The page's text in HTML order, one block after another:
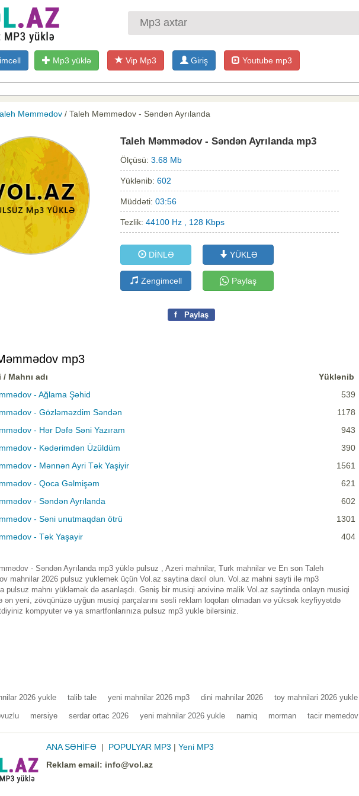
Mp3 yüklə Vip Mp3 Giriş Youtube mp3
Məmmədov / Taleh Məmmədov - Səndən Ayrılanda
Taleh Məmmədov - Səndən Ayrılanda mp3
Ölçüsü: 3.68 Mb
Yüklənib: 602
Müddəti: 03:56
Tezlik: 44100 Hz , 128 Kbps
DİNLƏ YÜKLƏ
Zengimcell Paylaş
f Paylaş
mp3
Mahnı adı
Yüklənib
- Ağlama Şəhid
539
- Gözləməzdim Səndən
1178
- Hər Dəfə Səni Yazıram
943
- Kədərimdən Üzüldüm
390
- Mənnən Ayri Tək Yaşiyir
1561
- Qoca Gəlmişəm
621
- Səndən Ayrılanda
602
- Səni unutmaqdan ötrü
1301
- Tək Yaşayir
404
- Səndən Ayrılanda mp3 yüklə pulsuz , Azeri mahnilar, Turk mahnilar ve En son Taleh
mahnilar 2026 pulsuz yuklemek üçün Vol.az saytina daxil olun. Vol.az mahni sayti ilə mp3
pulsuz mahnı yükləmək də asanlaşdı. Geniş bir musiqi arxivinə malik Vol.az saytinda onlayn musiqi
ən yeni, zövqünüzə uyğun musiqi parçalarını səsli reklam loqoları olmadan və yüksək keyfiyyətdə
kompyuter və ya smartfonlarınıza pulsuz mp3 yukle bilərsiniz.
2026 yukle talib tale yeni mahnilar 2026 mp3 dini mahnilar 2026 toy mahnilari 2026 yukle
mersiye serdar ortac 2026 yeni mahnilar 2026 yukle namiq morman tacir memedov
ANA SƏHİFƏ | POPULYAR MP3 | Yeni MP3
Reklam email: info@vol.az